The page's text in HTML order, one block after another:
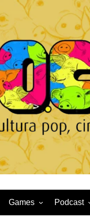
Games Podcast